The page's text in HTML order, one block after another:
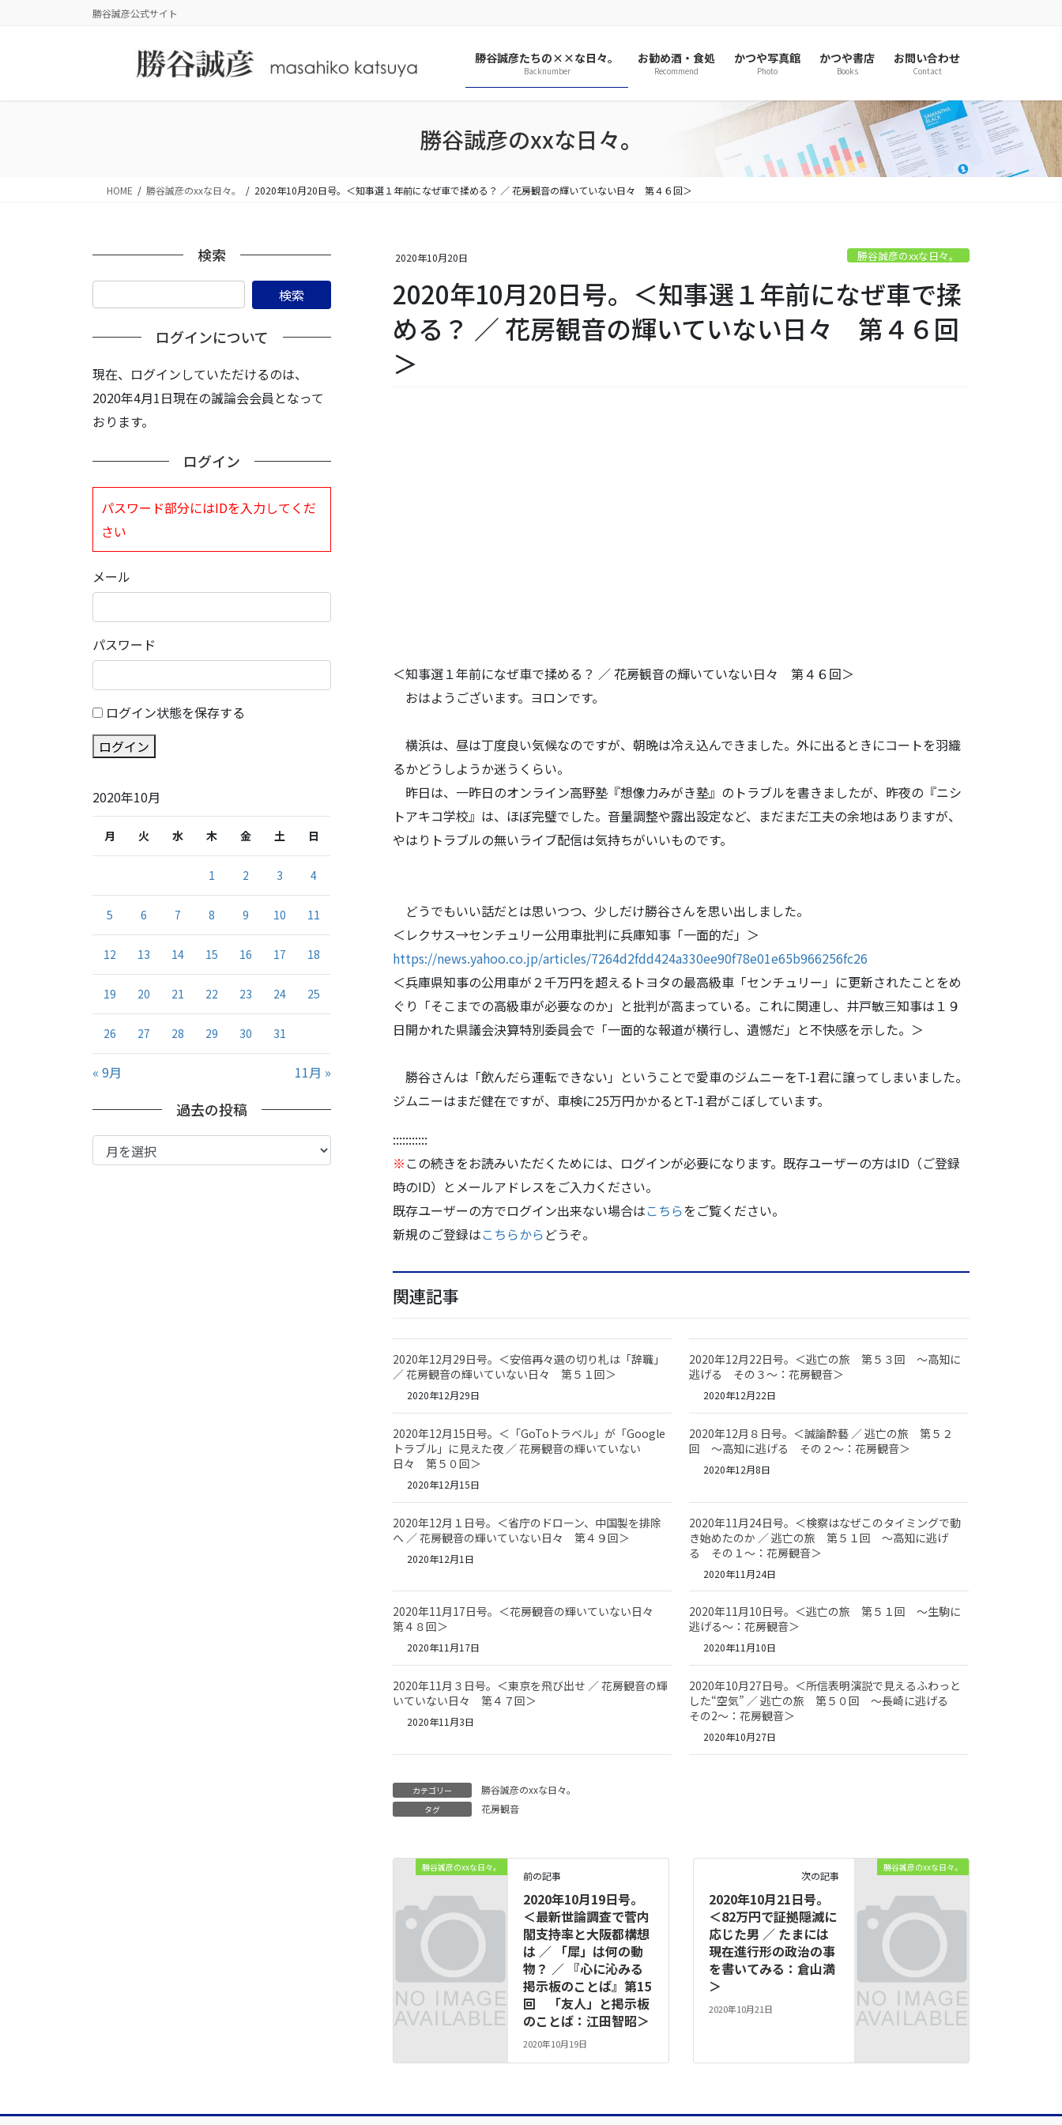
勝谷誠彦公式サイト
勝谷誠彦たちの××な日々。
Backnumber
お勧め酒・食処
Recommend
かつや写真館
Photo
かつや書店
Books
お問い合わせ
Contact
勝谷誠彦のxxな日々。
HOME 勝谷誠彦のxxな日々。 2020年10月20日号。＜知事選１年前になぜ車で揉める？ ／ 花房観音の輝いていない日々 第４６回＞
2020年10月20日 勝谷誠彦のxxな日々。
2020年10月20日号。＜知事選１年前になぜ車で揉
める？ ／ 花房観音の輝いていない日々 第４６回
＞
＜知事選１年前になぜ車で揉める？ ／ 花房観音の輝いていない日々 第４６回＞
おはようございます。ヨロンです。
横浜は、昼は丁度良い気候なのですが、朝晩は冷え込んできました。外に出るときにコートを羽織
るかどうしようか迷うくらい。
昨日は、一昨日のオンライン高野塾『想像力みがき塾』のトラブルを書きましたが、昨夜の『ニシ
トアキコ学校』は、ほぼ完璧でした。音量調整や露出設定など、まだまだ工夫の余地はありますが、
やはりトラブルの無いライブ配信は気持ちがいいものです。
どうでもいい話だとは思いつつ、少しだけ勝谷さんを思い出しました。
＜レクサス→センチュリー公用車批判に兵庫知事「一面的だ」＞
https://news.yahoo.co.jp/articles/7264d2fdd424a330ee90f78e01e65b966256fc26
＜兵庫県知事の公用車が２千万円を超えるトヨタの最高級車「センチュリー」に更新されたことをめ
ぐり「そこまでの高級車が必要なのか」と批判が高まっている。これに関連し、井戸敏三知事は１９
日開かれた県議会決算特別委員会で「一面的な報道が横行し、 遺憾だ」と不快感を示した。＞
勝谷さんは「飲んだら運転できない」ということで愛車のジムニーをT-1君に譲ってしまいました。
ジムニーはまだ健在ですが、 車検に25万円かかるとT-1君がこぼしています。
:::::::::::
※ この続きをお読みいただくためには、ログインが必要になります。既存ユーザーの方はID（ご登録
時のID）とメールアドレスをご入力ください。
既存ユーザーの方でログイン出来ない場合はこちらをご覧ください。
新規のご登録はこちらから どうぞ。
関連記事
2020年12月29日号。＜安倍再々選の切り札は「辞職」
／ 花房観音の輝いていない日々 第５１回＞
2020年12月29日
2020年12月22日号。＜逃亡の旅 第５３回 ～高知に
逃げる その３～：花房観音＞
2020年12月22日
2020年12月15日号。＜「GoToトラベル」が「Google
トラブル」に見えた夜 ／ 花房観音の輝いていない
日々 第５０回＞
2020年12月15日
2020年12月８日号。＜誠論酔藝 ／ 逃亡の旅 第５２
回 ～高知に逃げる その２～：花房観音＞
2020年12月8日
2020年12月１日号。＜省庁のドローン、中国製を排除
へ ／ 花房観音の輝いていない日々 第４９回＞
2020年12月1日
2020年11月24日号。＜検察はなぜこのタイミングで動
き始めたのか ／ 逃亡の旅 第５１回 ～高知に逃げ
る その１～：花房観音＞
2020年11月24日
2020年11月17日号。＜花房観音の輝いていない日々
第４８回＞
2020年11月17日
2020年11月10日号。＜逃亡の旅 第５１回 ～生駒に
逃げる～：花房観音＞
2020年11月10日
2020年11月３日号。＜東京を飛び出せ ／ 花房観音の輝
いていない日々 第４７回＞
2020年11月3日
2020年10月27日号。＜所信表明演説で見えるふわっと
した“空気” ／ 逃亡の旅 第５０回 ～長崎に逃げる
その2～：花房観音＞
2020年10月27日
カテゴリー 勝谷誠彦のxxな日々。
タグ 花房観音
勝谷誠彦のxxな日々。
前の記事
2020年10月19日号。
＜最新世論調査で菅内
閣支持率と大阪都構想
は ／ 「犀」は何の動
物？ ／ 『心に沁みる
掲示板のことば』第15
回 「友人」と掲示板
のことば：江田智昭＞
2020年10月19日
勝谷誠彦のxxな日々。
次の記事
2020年10月21日号。
＜82万円で証拠隠滅に
応じた男 ／ たまには
現在進行形の政治の事
を書いてみる：倉山満
＞
2020年10月21日
検索
ログインについて
現在、ログインしていただけるのは、
2020年4月1日現在の誠論会会員となって
おります。
ログイン
パスワード部分にはIDを入力してくだ
さい
メール
パスワード
ログイン状態を保存する
ログイン
2020年10月
月 火 水 木 金 土 日
1 2 3 4
5 6 7 8 9 10 11
12 13 14 15 16 17 18
19 20 21 22 23 24 25
26 27 28 29 30 31
« 9月 11月 »
過去の投稿
過
去